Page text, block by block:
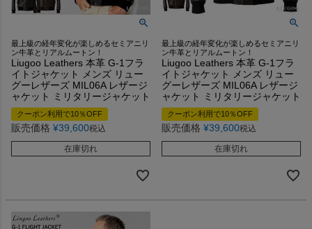
最上級の経年変化が楽しめるセミアニリ
ン牛革とリアルムートン！
Liugoo Leathers 本革 G-1フラ
イトジャケット メンズ リュー
グーレザーズ MIL06A レザージ
ャケット ミリタリージャケット
クーポン利用で10％OFF
販売価格 ¥39,600税込
在庫切れ
最上級の経年変化が楽しめるセミアニリ
ン牛革とリアルムートン！
Liugoo Leathers 本革 G-1フラ
イトジャケット メンズ リュー
グーレザーズ MIL06A レザージ
ャケット ミリタリージャケット
クーポン利用で10％OFF
販売価格 ¥39,600税込
在庫切れ